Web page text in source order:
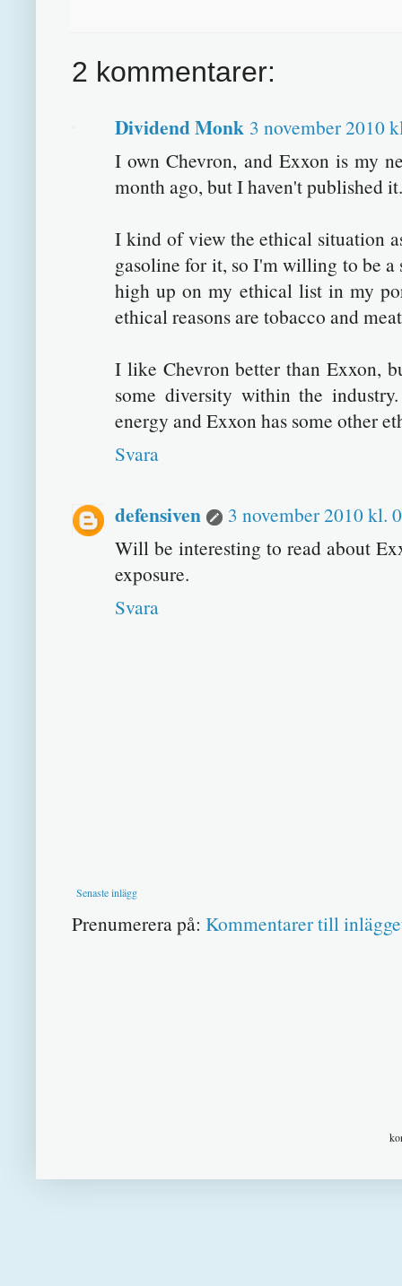
2 kommentarer:
Dividend Monk 3 november 2010
I own Chevron, and Exxon is my
month ago, but I haven't published
I kind of view the ethical situation
gasoline for it, so I'm willing to be
high up on my ethical list in my
ethical reasons are tobacco and
I like Chevron better than Exxon,
some diversity within the
energy and Exxon has some other
Svara
defensiven
3 november 2010 kl.
Will be interesting to read about
exposure.
Svara
Senaste inlägg
Prenumerera på: Kommentarer till